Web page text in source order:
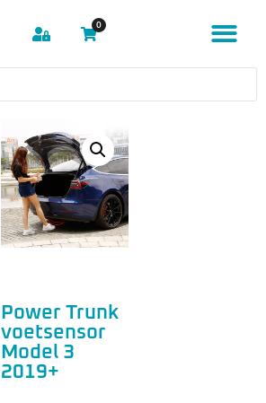
0
Power Trunk
voetsensor
Model 3
2019+